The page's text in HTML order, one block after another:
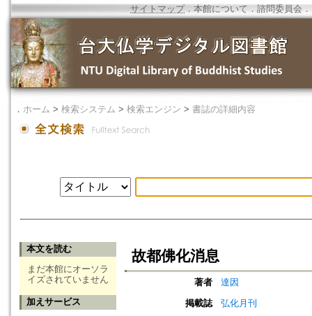
サイトマップ．本館について ． 諮問委員会 ．
． ホーム > 検索システム > 検索エンジン > 書誌の詳細内容
本文を読む
まだ本館にオーソラ
イズされていません
加えサービス
故都佛化消息
著者
達因
掲載誌
弘化月刊